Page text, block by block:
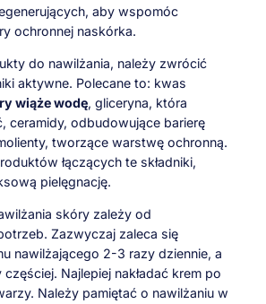
aby wspomóc
ochronnej naskórka.
do nawilżania, należy zwrócić
aktywne. Polecane to: kwas
wiąże wodę, gliceryna, która
ceramidy, odbudowujące barierę
tworzące warstwę ochronną.
łączących te składniki,
pielęgnację.
skóry zależy od
Zazwyczaj zaleca się
nawilżającego 2-3 razy dziennie, a
Najlepiej nakładać krem po
Należy pamiętać o nawilżaniu w